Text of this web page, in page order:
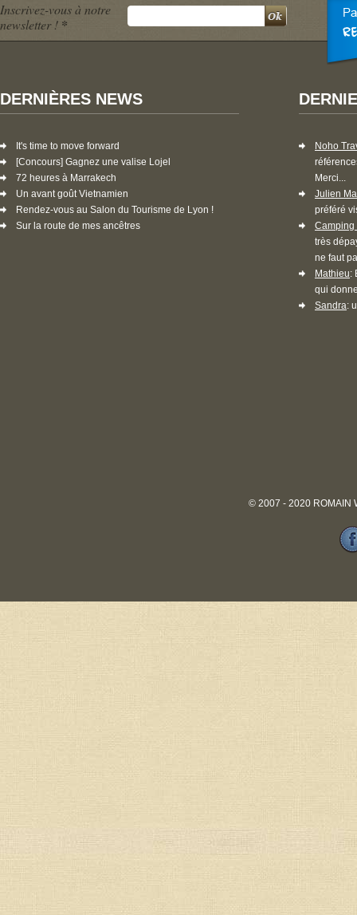
Inscrivez-vous à notre
newsletter ! *
DERNIÈRES NEWS
It's time to move forward
[Concours] Gagnez une valise Lojel
72 heures à Marrakech
Un avant goût Vietnamien
Rendez-vous au Salon du Tourisme de Lyon !
Sur la route de mes ancêtres
Noho
Merci...
Julien
préféré
Camping
très
ne faut
Mathieu:
qui
Sandra:
© 2007 - 2020 ROMAIN